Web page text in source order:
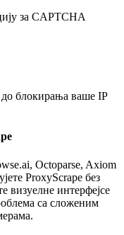
за CAPTCHA
блокирања ваше IP
Octoparse, Axiom
ProxyScrape без
визуелне интерфејсе
са сложеним